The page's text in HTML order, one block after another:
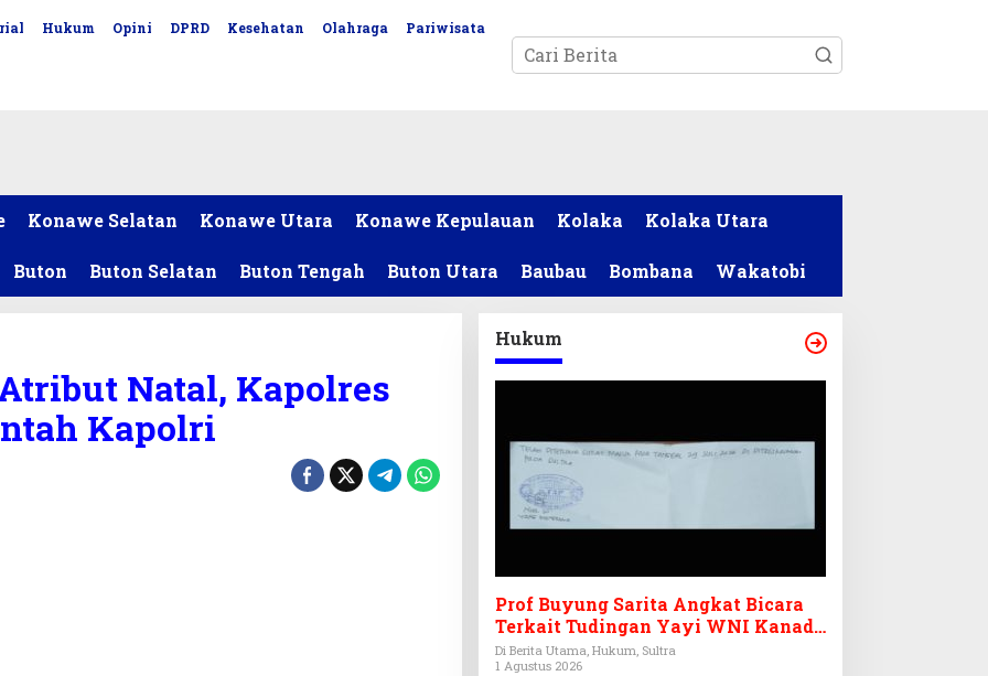
Hukum Opini DPRD Kesehatan Olahraga Pariwisata
Konawe Selatan Konawe Utara Konawe Kepulauan Kolaka Kolaka Utara
Buton Buton Selatan Buton Tengah Buton Utara Baubau Bombana Wakatobi
Natal, Kapolres
Kapolri
Hukum
Prof Buyung Sarita Angkat Bicara
Terkait Tudingan Yayi WNI Kanada
Ditagih Utang Rp3,6 Miliar
Di Berita Utama, Hukum, Sultra
1 Agustus 2026